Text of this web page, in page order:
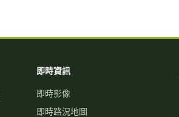
即時資訊
即時影像
即時路況地圖